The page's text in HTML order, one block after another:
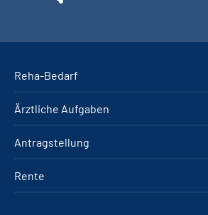
Reha-Bedarf
Ärztliche Aufgaben
Antragstellung
Rente